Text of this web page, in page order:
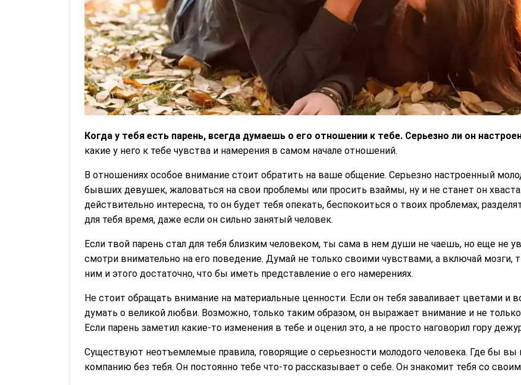
Когда у тебя есть парень, всегда думаешь о его отношении к тебе. Серьезно ли он
какие у него к тебе чувства и намерения в самом начале отношений.
В отношениях особое внимание стоит обратить на ваше общение. Серьезно настроенный
бывших девушек, жаловаться на свои проблемы или просить взаймы, ну и не станет он
действительно интересна, то он будет тебя опекать, беспокоиться о твоих проблемах,
для тебя время, даже если он сильно занятый человек.
Если твой парень стал для тебя близким человеком, ты сама в нем души не чаешь, но еще не
смотри внимательно на его поведение. Думай не только своими чувствами, а включай
ним и этого достаточно, что бы иметь представление о его намерениях.
Не стоит обращать внимание на материальные ценности. Если он тебя заваливает цветами и
думать о великой любви. Возможно, только таким образом, он выражает внимание и не
Если парень заметил какие-то изменения в тебе и оценил это, а не просто наговорил гору
Существуют неотъемлемые правила, говорящие о серьезности молодого человека. Где бы вы
компанию без тебя. Он постоянно тебе что-то рассказывает о себе. Он знакомит тебя со